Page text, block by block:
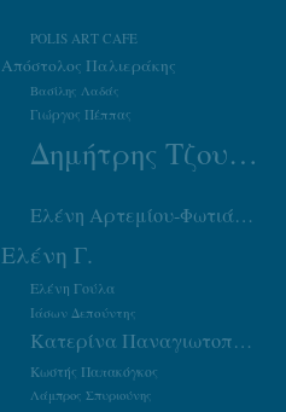
POLIS ART CAFE
Απόστολος Παλιεράκης
Βασίλης Λαδάς
Γιώργος Πέππας
Δημήτρης Τζουμάκας
Ελένη Αρτεμίου-Φωτιάδου
Ελένη Γ.
Ελένη Γούλα
Ιάσων Δεπούντης
Κατερίνα Παναγιωτοπούλου
Κωστής Παπακόγκος
Λάμπρος Σπυριούνης